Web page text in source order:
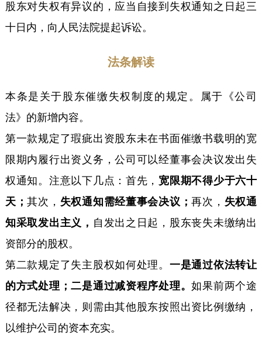
股东对失权有异议的，应当自接到失权通知之日起三
十日内，向人民法院提起诉讼。
法条解读
本条是关于股东催缴失权制度的规定。属于《公司
法》的新增内容。
第一款规定了瑕疵出资股东未在书面催缴书载明的宽
限期内履行出资义务，公司可以经董事会决议发出失
权通知。注意以下几点：首先， 宽限期不得少于六十
天 ； 其次， 失权通知需经董事会决议； 再次， 失权通
知采取发出主义， 自发出之日起，股东丧失未缴纳出
资部分的股权。
第二款规定了失主股权如何处理。 一是通过依法转让
的方式处理；二是通过减资程序处理。如果前两个途
径都无法解决，则需由其他股东按照出资比例缴纳，
以维护公司的资本充实。